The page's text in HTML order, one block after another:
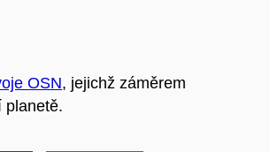
OSN, jejichž záměrem
planetě.